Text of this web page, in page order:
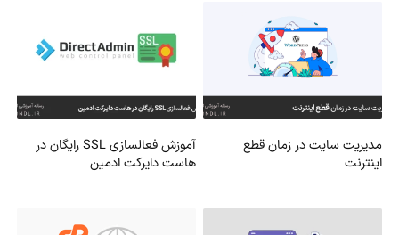
مدیریت سایت در زمان قطع
اینترنت
آموزش فعالسازی SSL رایگان در
هاست دایرکت ادمین